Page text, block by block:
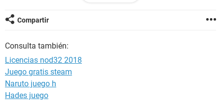
Compartir
Consulta también:
Licencias nod32 2018
Juego gratis steam
Naruto juego h
Hades juego